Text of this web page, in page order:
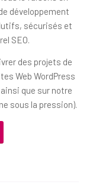
développement
sécurisés et
SEO.
des projets de
Web WordPress
que sur notre
sous la pression).